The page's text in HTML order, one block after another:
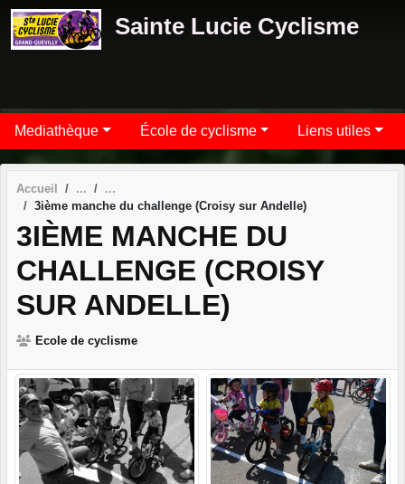
Sainte Lucie Cyclisme
Mediathèque École de cyclisme Liens utiles
Accueil
3ième manche du challenge (Croisy sur Andelle)
3IÈME MANCHE DU
CHALLENGE (CROISY
SUR ANDELLE)
Ecole de cyclisme
Panneau de gestion des cookies